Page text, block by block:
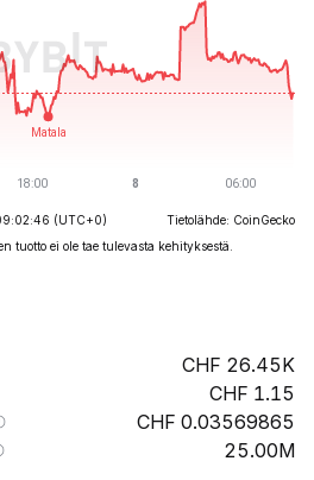
(UTC+0)
Tietolähde: CoinGecko
tuotto ei ole tae tulevasta kehityksestä.
26.45K
1.15
0.03569865
25.00M